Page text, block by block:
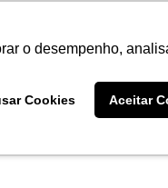
o desempenho,
Cookies Aceitar
Fotos